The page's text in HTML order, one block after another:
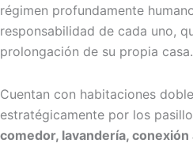
régimen profundamente
responsabilidad de cada uno,
prolongación de su propia casa.
Cuentan con habitaciones
estratégicamente por los
comedor, lavandería,